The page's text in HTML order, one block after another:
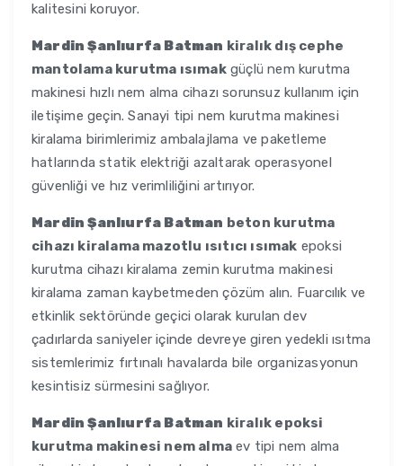
kalitesini koruyor.
Mardin Şanlıurfa Batman kiralık dış cephe
mantolama kurutma ısımakgüçlü nem kurutma
makinesi hızlı nem alma cihazı sorunsuz kullanım için
iletişime geçin. Sanayi tipi nem kurutma makinesi
kiralama birimlerimiz ambalajlama ve paketleme
hatlarında statik elektriği azaltarak operasyonel
güvenliği ve hız verimliliğini artırıyor.
Mardin Şanlıurfa Batman beton kurutma
cihazı kiralama mazotlu ısıtıcı ısımak epoksi
kurutma cihazı kiralama zemin kurutma makinesi
kiralama zaman kaybetmeden çözüm alın. Fuarcılık ve
etkinlik sektöründe geçici olarak kurulan dev
çadırlarda saniyeler içinde devreye giren yedekli ısıtma
sistemlerimiz fırtınalı havalarda bile organizasyonun
kesintisiz sürmesini sağlıyor.
Mardin Şanlıurfa Batman kiralık epoksi
kurutma makinesi nem alma ev tipi nem alma